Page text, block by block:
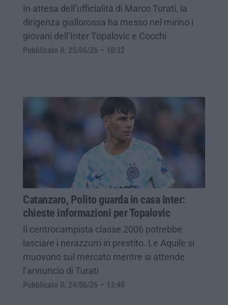
In attesa dell’ufficialità di Marco Turati, la
dirigenza giallorossa ha messo nel mirino i
giovani dell’Inter Topalovic e Cocchi
Pubblicato il: 25/06/26 – 10:32
Catanzaro, Polito guarda in casa Inter:
chieste informazioni per Topalovic
Il centrocampista classe 2006 potrebbe
lasciare i nerazzurri in prestito. Le Aquile si
muovono sul mercato mentre si attende
l’annuncio di Turati
Pubblicato il: 24/06/26 – 13:40